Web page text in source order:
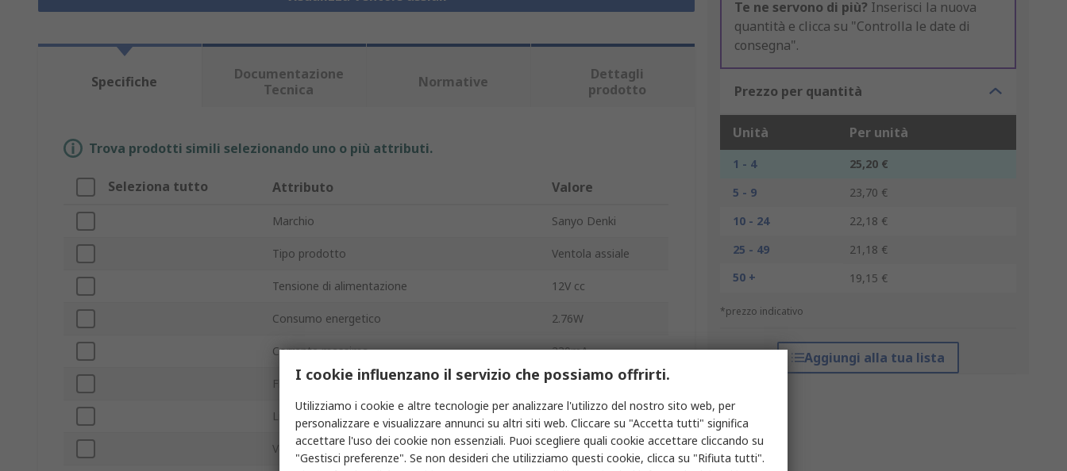
Te ne servono di più? Inserisci la nuova
quantità e clicca su "Controlla le date di
consegna".
Prezzo per quantità
Unità Per unità
1 - 4
25,20 €
5 - 9
23,70 €
10 - 24
22,18 €
25 - 49
21,18 €
50 +
19,15 €
*prezzo indicativo
Aggiungi alla tua lista
Specifiche
Documentazione
Tecnica
Normative
Dettagli
prodotto
Trova prodotti simili selezionando uno o più attributi.
Seleziona tutto Attributo Valore
Marchio Sanyo Denki
Tipo prodotto Ventola assiale
Tensione di alimentazione 12V cc
Consumo energetico 2.76W
Corrente massima 230mA
Flusso d'aria 56.2cfm
Livello rumore 32dBA
Velocità ventola 6300giri/min
I cookie influenzano il servizio che possiamo offrirti.
Utilizziamo i cookie e altre tecnologie per analizzare l'utilizzo del nostro sito web, per
personalizzare e visualizzare annunci su altri siti web. Cliccare su "Accetta tutti" significa
accettare l'uso dei cookie non essenziali. Puoi scegliere quali cookie accettare cliccando su
"Gestisci preferenze". Se non desideri che utilizziamo questi cookie, clicca su "Rifiuta tutti".